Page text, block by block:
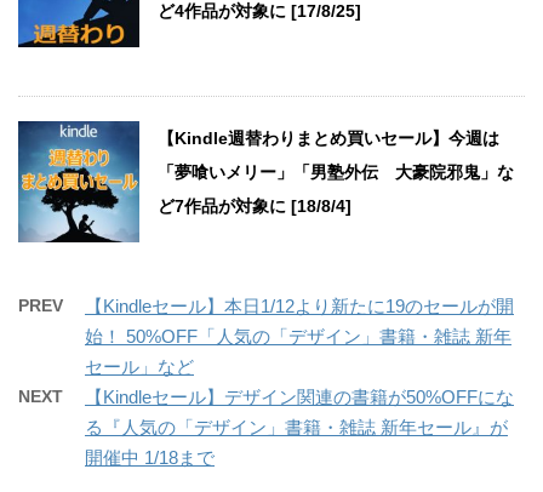
ど4作品が対象に [17/8/25]
【Kindle週替わりまとめ買いセール】今週は
「夢喰いメリー」「男塾外伝 大豪院邪鬼」な
ど7作品が対象に [18/8/4]
PREV
【Kindleセール】本日1/12より新たに19のセールが開
始！ 50%OFF「人気の「デザイン」書籍・雑誌 新年
セール」など
NEXT
【Kindleセール】デザイン関連の書籍が50%OFFにな
る『人気の「デザイン」書籍・雑誌 新年セール』が
開催中 1/18まで